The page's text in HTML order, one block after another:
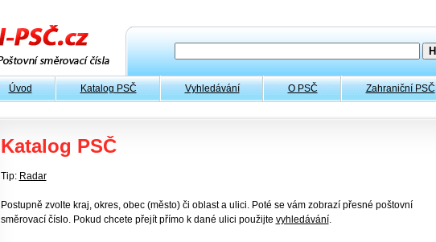
Úvod Katalog PSČ Vyhledávání O PSČ Zahraniční PSČ
Katalog PSČ
Tip: Radar
Postupně zvolte kraj, okres, obec (město) či oblast a ulici. Poté se vám zobrazí přesné poštovní
směrovací číslo. Pokud chcete přejít přímo k dané ulici použijte vyhledávání.